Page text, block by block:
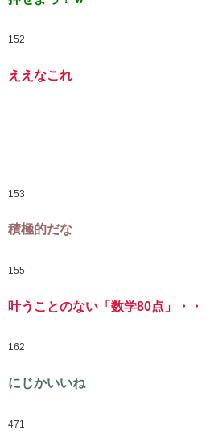
152
ええなこれ
153
積極的だな
155
叶うことのない「数学80点」・・
162
にじかいいね
471